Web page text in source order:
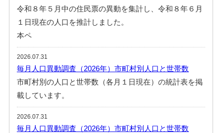
令和８年５月中の住民票の異動を集計し、令和８年６月
１日現在の人口を推計しました。
本ペ
2026.07.31
毎月人口異動調査（2026年）市町村別人口と世帯数
市町村別の人口と世帯数（各月１日現在）の統計表を掲
載しています。
2026.07.31
毎月人口異動調査（2026年）市町村別人口と世帯数